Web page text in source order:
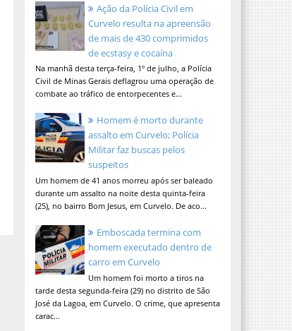
Ação da Polícia Civil em
Curvelo resulta na apreensão
de mais de 430 comprimidos
de ecstasy e cocaína
Na manhã desta terça-feira, 1º de julho, a Polícia
Civil de Minas Gerais deflagrou uma operação de
combate ao tráfico de entorpecentes e...
Homem é morto durante
assalto em Curvelo; Polícia
Militar faz buscas pelos
suspeitos
Um homem de 41 anos morreu após ser baleado
durante um assalto na noite desta quinta-feira
(25), no bairro Bom Jesus, em Curvelo. De aco...
Emboscada termina com
homem executado dentro de
carro em Curvelo
Um homem foi morto a tiros na
tarde desta segunda-feira (29) no distrito de São
José da Lagoa, em Curvelo. O crime, que apresenta
carac...